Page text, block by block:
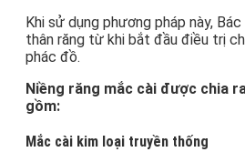
Khi sử dụng phương pháp này,
thân răng từ khi bắt đầu điều trị
phác đồ.
Niềng răng mắc cài được chia
gồm:
Mắc cài kim loại truyền thống